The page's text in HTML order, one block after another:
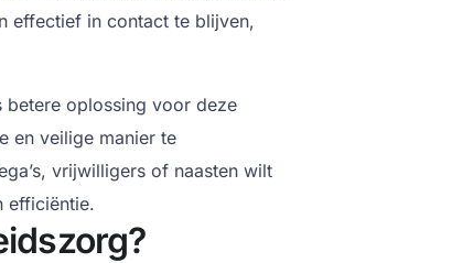
effectief in contact te blijven,
betere oplossing voor deze
en veilige manier te
vrijwilligers of naasten wilt
efficiëntie.